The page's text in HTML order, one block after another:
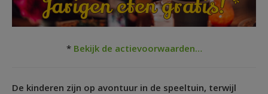
* Bekijk de actievoorwaarden…
De kinderen zijn op avontuur in de speeltuin, terwijl